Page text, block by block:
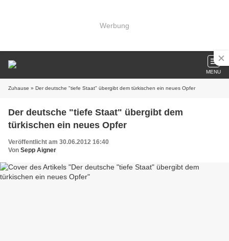
Werbung
MENU
Zuhause » Der deutsche "tiefe Staat" übergibt dem türkischen ein neues Opfer
Der deutsche "tiefe Staat" übergibt dem
türkischen ein neues Opfer
Veröffentlicht am 30.06.2012 16:40
Von Sepp Aigner